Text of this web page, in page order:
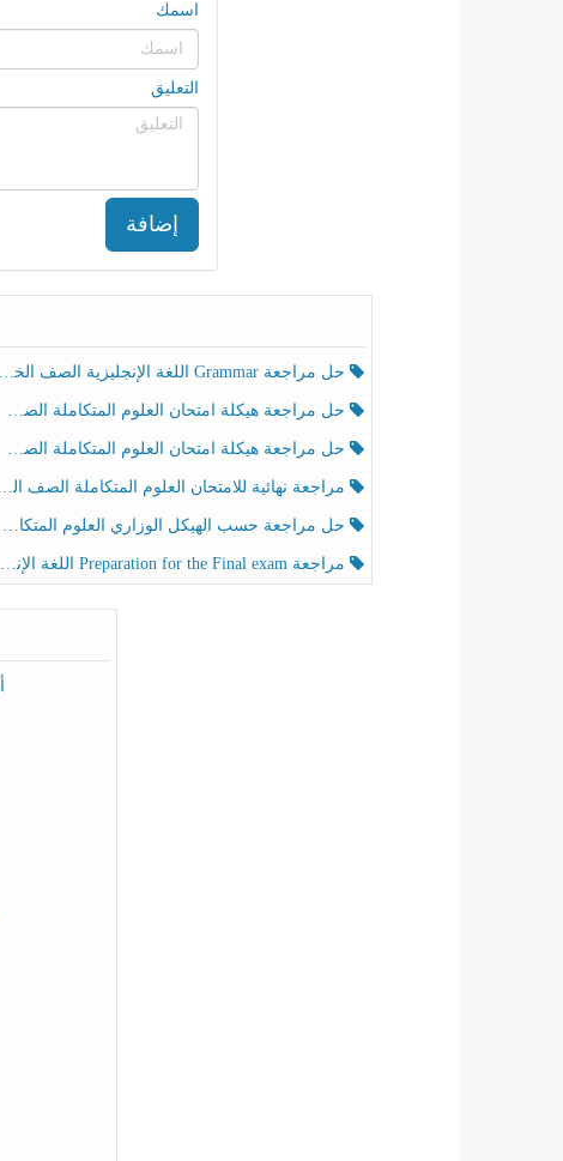
اسمك
التعليق
إضافة
حل مراجعة Grammar اللغة الإنجليزية الصف الخامس الفصل الثالث
حل مراجعة هيكلة امتحان العلوم المتكاملة الصف الخامس انسبير الفصل الثالث
حل مراجعة هيكلة امتحان العلوم المتكاملة الصف الخامس عام الفصل الثالث
مراجعة نهائية للامتحان العلوم المتكاملة الصف الخامس انسبير الفصل الثالث
حل مراجعة حسب الهيكل الوزاري العلوم المتكاملة الصف الخامس عام الفصل الثالث
مراجعة Preparation for the Final exam اللغة الإنجليزية الصف الرابع الفصل الثالث